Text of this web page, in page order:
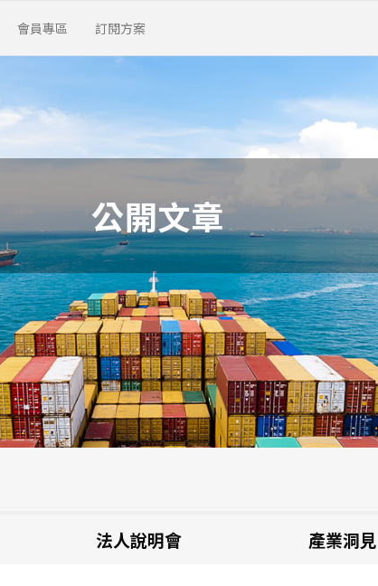
會員專區 訂閱方案
公開文章
法人說明會 產業洞見